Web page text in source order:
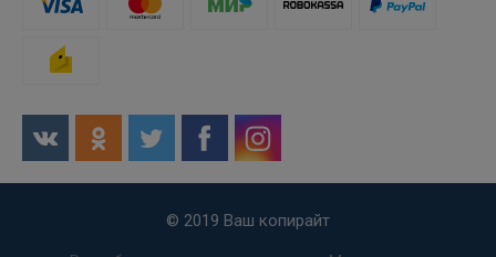
© 2019 Ваш копирайт